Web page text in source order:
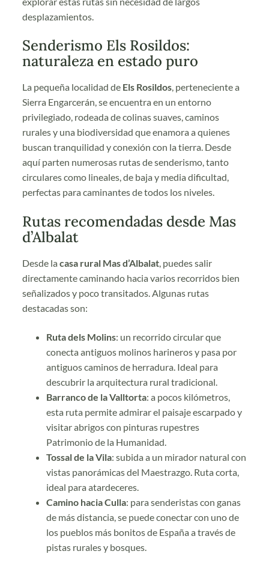
desplazamientos.
Senderismo Els Rosildos:
naturaleza en estado puro
La pequeña localidad de Els Rosildos, perteneciente a
Sierra Engarcerán, se encuentra en un entorno
privilegiado, rodeada de colinas suaves, caminos
rurales y una biodiversidad que enamora a quienes
buscan tranquilidad y conexión con la tierra. Desde
aquí parten numerosas rutas de senderismo, tanto
circulares como lineales, de baja y media dificultad,
perfectas para caminantes de todos los niveles.
Rutas recomendadas desde Mas
d’Albalat
Desde la casa rural Mas d’Albalat, puedes salir
directamente caminando hacia varios recorridos bien
señalizados y poco transitados. Algunas rutas
destacadas son:
Ruta dels Molins: un recorrido circular que
conecta antiguos molinos harineros y pasa por
antiguos caminos de herradura. Ideal para
descubrir la arquitectura rural tradicional.
Barranco de la Valltorta: a pocos kilómetros,
esta ruta permite admirar el paisaje escarpado y
visitar abrigos con pinturas rupestres
Patrimonio de la Humanidad.
Tossal de la Vila: subida a un mirador natural con
vistas panorámicas del Maestrazgo. Ruta corta,
ideal para atardeceres.
Camino hacia Culla: para senderistas con ganas
de más distancia, se puede conectar con uno de
los pueblos más bonitos de España a través de
pistas rurales y bosques.